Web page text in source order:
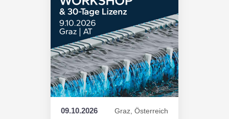
09.10.2026 Graz, Österreich